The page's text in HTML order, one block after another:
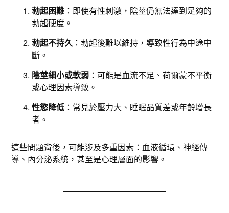
勃起困難 ：即使有性刺激，陰莖仍無法達到足夠的
勃起硬度。
勃起不持久 ：勃起後難以維持，導致性行為中途中
斷。
陰莖細小或軟弱 ：可能是血流不足、荷爾蒙不平衡
或心理因素導致。
性慾降低 ：常見於壓力大、睡眠品質差或年齡增長
者。
這些問題背後，可能涉及多重因素：血液循環、神經傳
導、內分泌系統，甚至是心理層面的影響。